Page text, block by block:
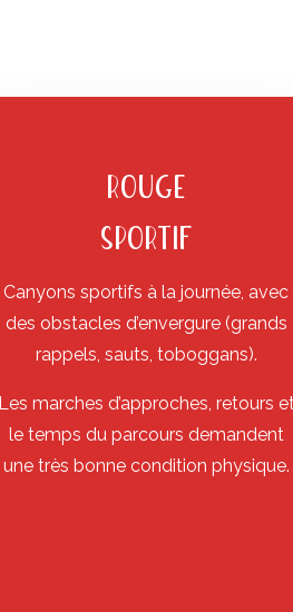
ROUGE
SPORTIF
Canyons sportifs à la journée, avec
des obstacles d’envergure (grands
rappels, sauts, toboggans).
Les marches d’approches, retours
le temps du parcours demandent
une très bonne condition physique.